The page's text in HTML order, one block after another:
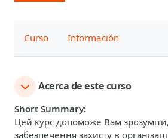
Curso Información
Acerca de este curso
Short Summary:
Цей курс допоможе Вам
забезпечення захисту в